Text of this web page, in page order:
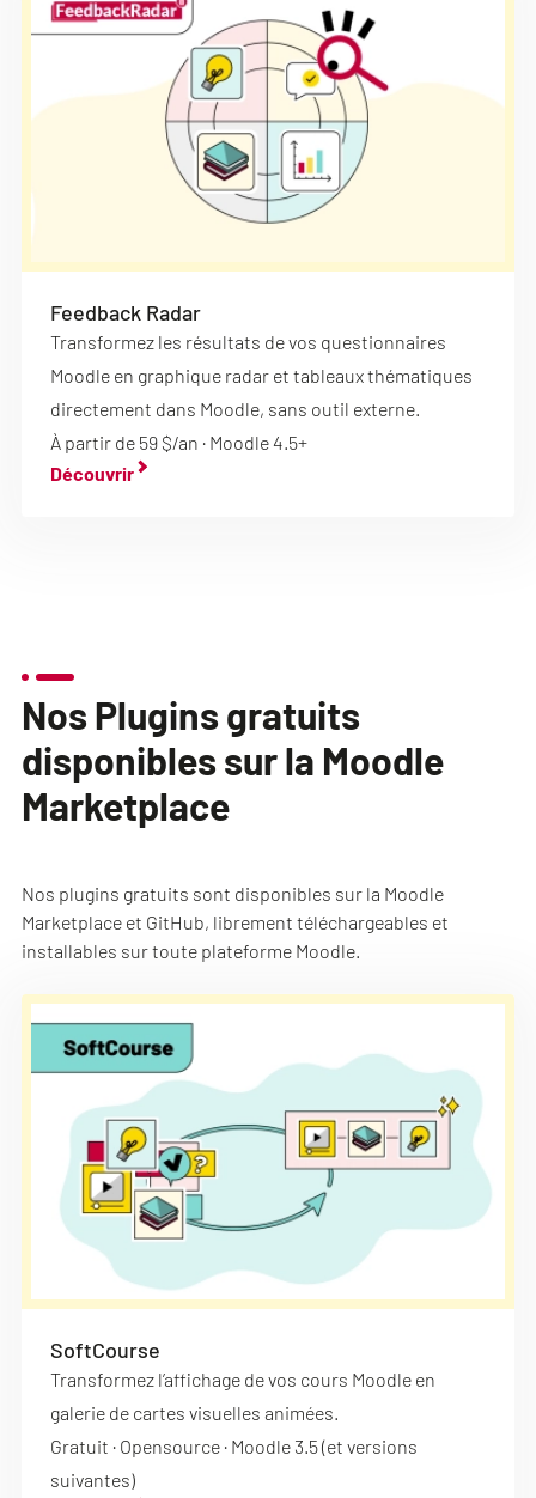
Feedback Radar
Transformez les résultats de vos questionnaires
Moodle en graphique radar et tableaux thématiques
directement dans Moodle, sans outil externe.
À partir de 59 $/an · Moodle 4.5+
Découvrir
Nos Plugins gratuits
disponibles sur la Moodle
Marketplace
Nos plugins gratuits sont disponibles sur la Moodle
Marketplace et GitHub, librement téléchargeables et
installables sur toute plateforme Moodle.
SoftCourse
Transformez l’affichage de vos cours Moodle en
galerie de cartes visuelles animées.
Gratuit · Opensource · Moodle 3.5 (et versions
suivantes)